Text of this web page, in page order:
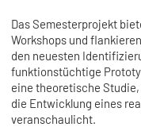
Das Semesterprojekt
Workshops und
den neuesten
funktionstüchtige
eine theoretische
die Entwicklung eines
veranschaulicht.